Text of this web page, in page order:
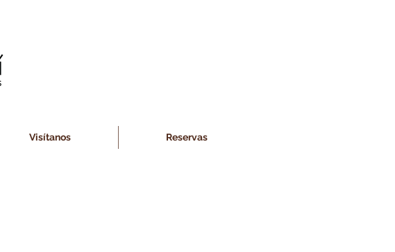
Visítanos Reservas